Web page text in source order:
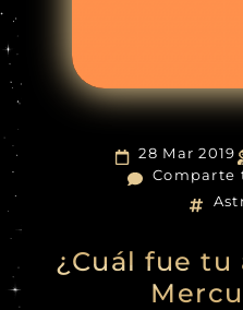
28 Mar 2019
Comparte
¿Cuál fue